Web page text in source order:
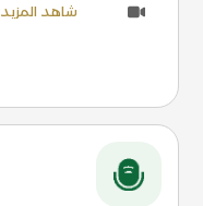
شاهد المزيد